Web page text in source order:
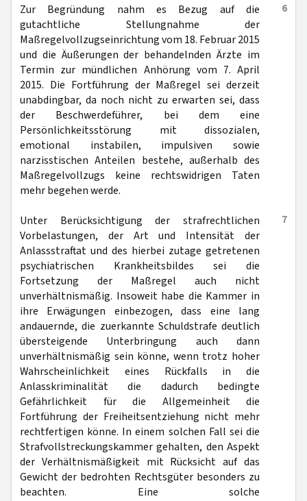
6
Zur Begründung nahm es Bezug auf die
gutachtliche Stellungnahme der
Maßregelvollzugseinrichtung vom 18. Februar 2015
und die Äußerungen der behandelnden Ärzte im
Termin zur mündlichen Anhörung vom 7. April
2015. Die Fortführung der Maßregel sei derzeit
unabdingbar, da noch nicht zu erwarten sei, dass
der Beschwerdeführer, bei dem eine
Persönlichkeitsstörung mit dissozialen,
emotional instabilen, impulsiven sowie
narzisstischen Anteilen bestehe, außerhalb des
Maßregelvollzugs keine rechtswidrigen Taten
mehr begehen werde.
7
Unter Berücksichtigung der strafrechtlichen
Vorbelastungen, der Art und Intensität der
Anlassstraftat und des hierbei zutage getretenen
psychiatrischen Krankheitsbildes sei die
Fortsetzung der Maßregel auch nicht
unverhältnismäßig. Insoweit habe die Kammer in
ihre Erwägungen einbezogen, dass eine lang
andauernde, die zuerkannte Schuldstrafe deutlich
übersteigende Unterbringung auch dann
unverhältnismäßig sein könne, wenn trotz hoher
Wahrscheinlichkeit eines Rückfalls in die
Anlasskriminalität die dadurch bedingte
Gefährlichkeit für die Allgemeinheit die
Fortführung der Freiheitsentziehung nicht mehr
rechtfertigen könne. In einem solchen Fall sei die
Strafvollstreckungskammer gehalten, den Aspekt
der Verhältnismäßigkeit mit Rücksicht auf das
Gewicht der bedrohten Rechtsgüter besonders zu
beachten. Eine solche